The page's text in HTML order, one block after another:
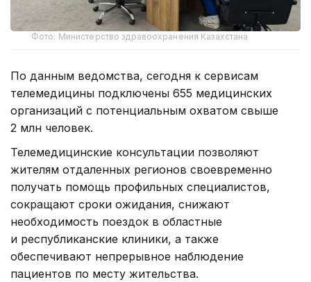
Фото: Министерство здравоохранения Казахстана
По данным ведомства, сегодня к сервисам
телемедицины подключены 655 медицинских
организаций с потенциальным охватом свыше
2 млн человек.
Телемедицинские консультации позволяют
жителям отдаленных регионов своевременно
получать помощь профильных специалистов,
сокращают сроки ожидания, снижают
необходимость поездок в областные
и республиканские клиники, а также
обеспечивают непрерывное наблюдение
пациентов по месту жительства.